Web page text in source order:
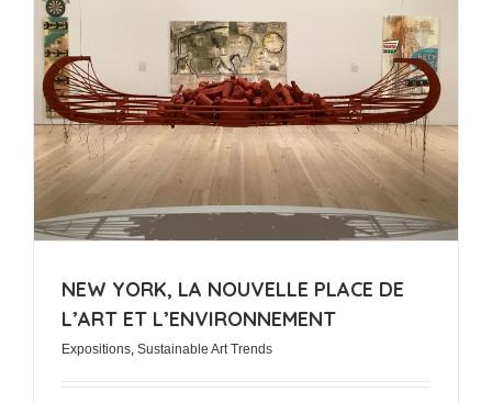
NEW YORK, LA NOUVELLE PLACE DE
L’ART ET L’ENVIRONNEMENT
Expositions Sustainable Art Trends